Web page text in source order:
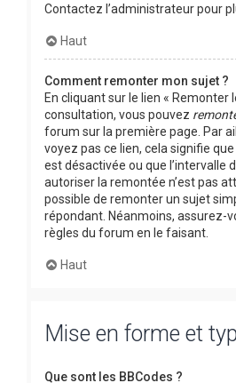
Contactez l’administrateur pour
Haut
Comment remonter mon sujet ?
En cliquant sur le lien « Remonter
consultation, vous pouvez
forum sur la première page. Par
voyez pas ce lien, cela signifie
est désactivée ou que l’intervalle
autoriser la remontée n’est pas
possible de remonter un sujet
répondant. Néanmoins, assurez-
règles du forum en le faisant.
Haut
Mise en forme et
Que sont les BBCodes ?